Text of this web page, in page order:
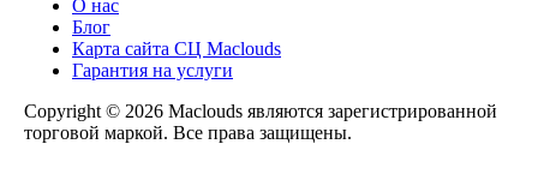
О нас
Блог
Карта сайта СЦ Maclouds
Гарантия на услуги
Copyright © 2026 Maclouds являются зарегистрированной
торговой маркой. Все права защищены.